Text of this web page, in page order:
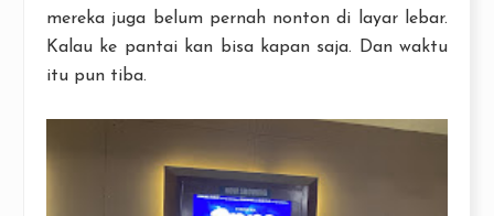
mereka juga belum pernah nonton di layar lebar.
Kalau ke pantai kan bisa kapan saja. Dan waktu
itu pun tiba.